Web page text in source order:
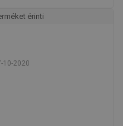
érinti
10-2020